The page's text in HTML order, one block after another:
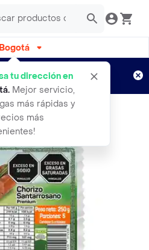
Bogotá
tu dirección en
. Mejor servicio,
más rápidas y
más
por semanas
Aplican TyC